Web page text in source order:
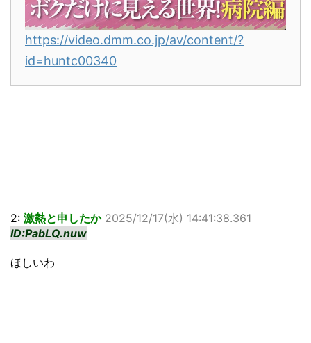
https://video.dmm.co.jp/av/content/?
id=huntc00340
2: 激熱と申したか 2025/12/17(水) 14:41:38.361
ID:PabLQ.nuw
ほしいわ